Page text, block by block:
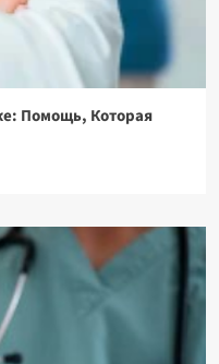
Помощь, Которая